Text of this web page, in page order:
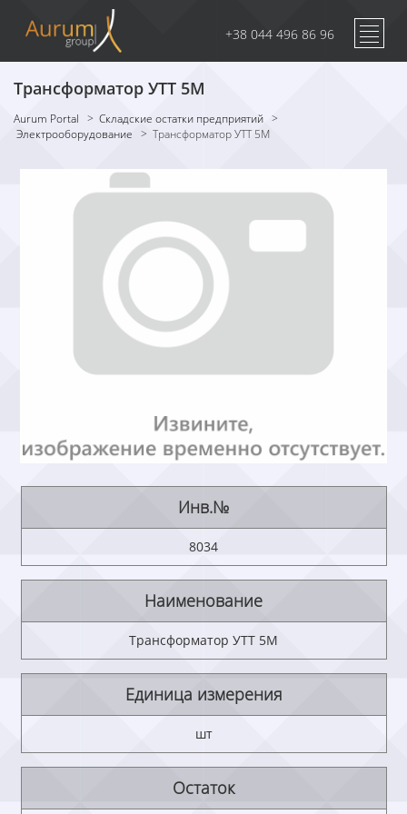
+38 044 496 86 96
Трансформатор УТТ 5М
Aurum Portal > Складские остатки предприятий >
Электрооборудование > Трансформатор УТТ 5М
Инв.№
8034
Наименование
Трансформатор УТТ 5М
Единица измерения
шт
Остаток